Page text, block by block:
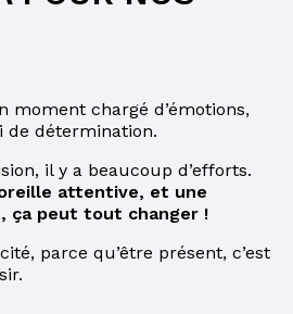
moment chargé d’émotions,
de détermination.
il y a beaucoup d’efforts.
attentive, et une
ça peut tout changer !
parce qu’être présent, c’est